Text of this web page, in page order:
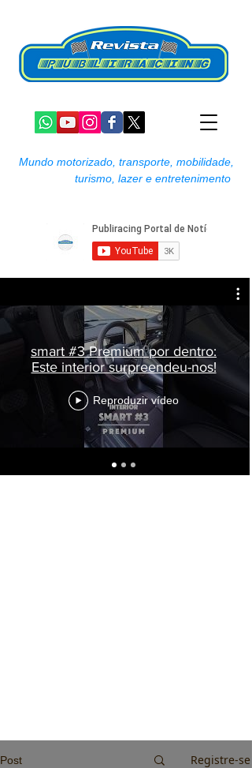
Mundo motorizado, transporte, mobilidade,
turismo, lazer e entretenimento
smart #3 Premium por dentro:
Este interior surpreendeu-nos!
Reproduzir vídeo
Post Registre-se